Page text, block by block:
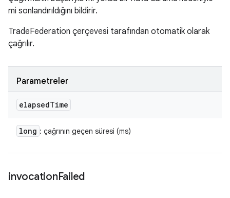
mi sonlandırıldığını bildirir.
TradeFederation çerçevesi tarafından otomatik olarak
çağrılır.
Parametreler
elapsedTime
long : çağrının geçen süresi (ms)
invocationFailed